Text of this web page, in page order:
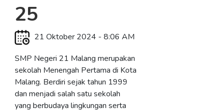
25
21 Oktober 2024 - 8:06 AM
SMP Negeri 21 Malang merupakan
sekolah Menengah Pertama di Kota
Malang. Berdiri sejak tahun 1999
dan menjadi salah satu sekolah
yang berbudaya lingkungan serta